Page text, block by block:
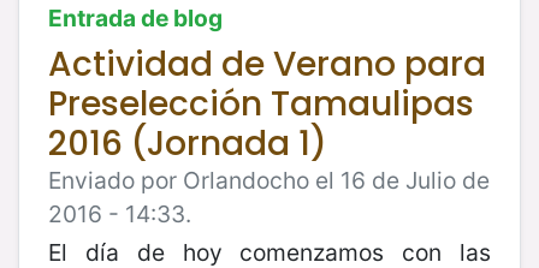
Entrada de blog
Actividad de Verano para
Preselección Tamaulipas
2016 (Jornada 1)
Enviado por Orlandocho el 16 de Julio de
2016 - 14:33.
El día de hoy comenzamos con las